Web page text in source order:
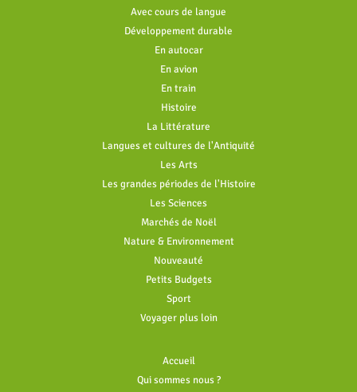
Avec cours de langue
Développement durable
En autocar
En avion
En train
Histoire
La Littérature
Langues et cultures de l'Antiquité
Les Arts
Les grandes périodes de l'Histoire
Les Sciences
Marchés de Noël
Nature & Environnement
Nouveauté
Petits Budgets
Sport
Voyager plus loin
Accueil
Qui sommes nous ?